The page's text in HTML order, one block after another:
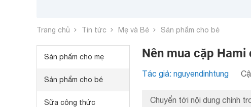
Trang chủ Tin tức Mẹ và Bé Sản phẩm cho bé
Sản phẩm cho mẹ
Sản phẩm cho bé
Sữa công thức
Nên mua cặp
Tác giả: nguyendinhtung
Chuyển tới nội dung chính